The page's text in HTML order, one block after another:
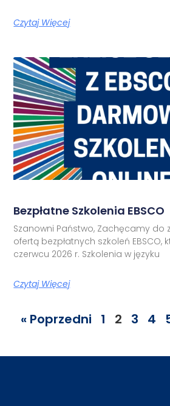
Czytaj Więcej
Bezpłatne Szkolenia EBSCO
Szanowni Państwo, Zachęcamy do
ofertą bezpłatnych szkoleń
czerwcu 2026 r. Szkolenia w języku
Czytaj Więcej
« Poprzedni 1 2 3 4